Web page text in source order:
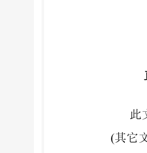
用接线端子. 27 接地措施
4706.69—2008/
求，其他部分为特殊 要
作小数点的逗号“，”。
差异如下： 范围中的注4
加了注1,注2。 删除了
1%氯化钠（NaC1)的水
2003的30.3。 本部分由
验所、中国家用电器研
况为：